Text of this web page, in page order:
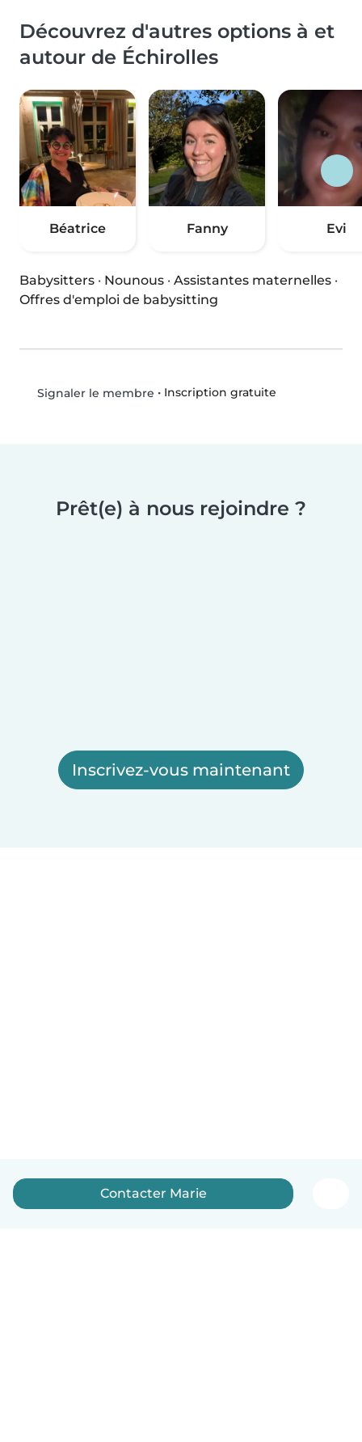
Découvrez d'autres options à et
autour de Échirolles
Béatrice Fanny Evi
Babysitters · Nounous · Assistantes maternelles ·
Offres d'emploi de babysitting
Signaler le membre • Inscription gratuite
Prêt(e) à nous rejoindre ?
Inscrivez-vous maintenant
Contacter Marie